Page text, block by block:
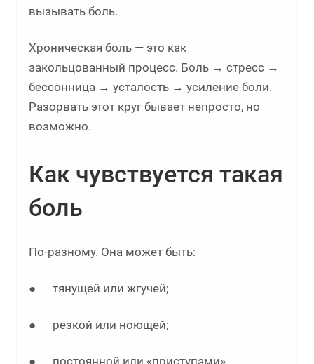
вызывать боль.
Хроническая боль — это как
закольцованный процесс. Боль → стресс →
бессонница → усталость → усиление боли.
Разорвать этот круг бывает непросто, но
возможно.
Как чувствуется такая
боль
По-разному. Она может быть:
● тянущей или жгучей;
● резкой или ноющей;